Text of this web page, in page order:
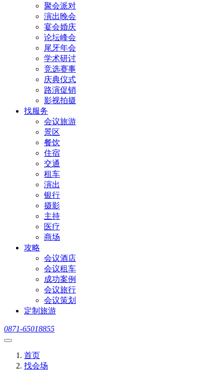
聚会派对
演出晚会
宴会婚庆
论坛峰会
尾牙年会
学术研讨
竞选赛事
庆典仪式
路演促销
影视拍摄
找服务
会议旅游
景区
餐饮
住宿
交通
租车
演出
银行
摄影
主持
医疗
商场
攻略
会议酒店
会议租车
成功案例
会议旅行
会议策划
定制旅游
0871-65018855
首页
找会场